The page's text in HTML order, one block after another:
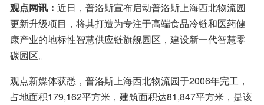
观点网讯： 近日，普洛斯宣布启动普洛斯上海西北物流园
更新升级项目，将其打造为专注于高端食品冷链和医药健
康产业的地标性智慧供应链旗舰园区，建设新一代智慧零
碳园区。
观点新媒体获悉，普洛斯上海西北物流园于2006年完工，
占地面积179,162平方米，建筑面积达81,847平方米，是该